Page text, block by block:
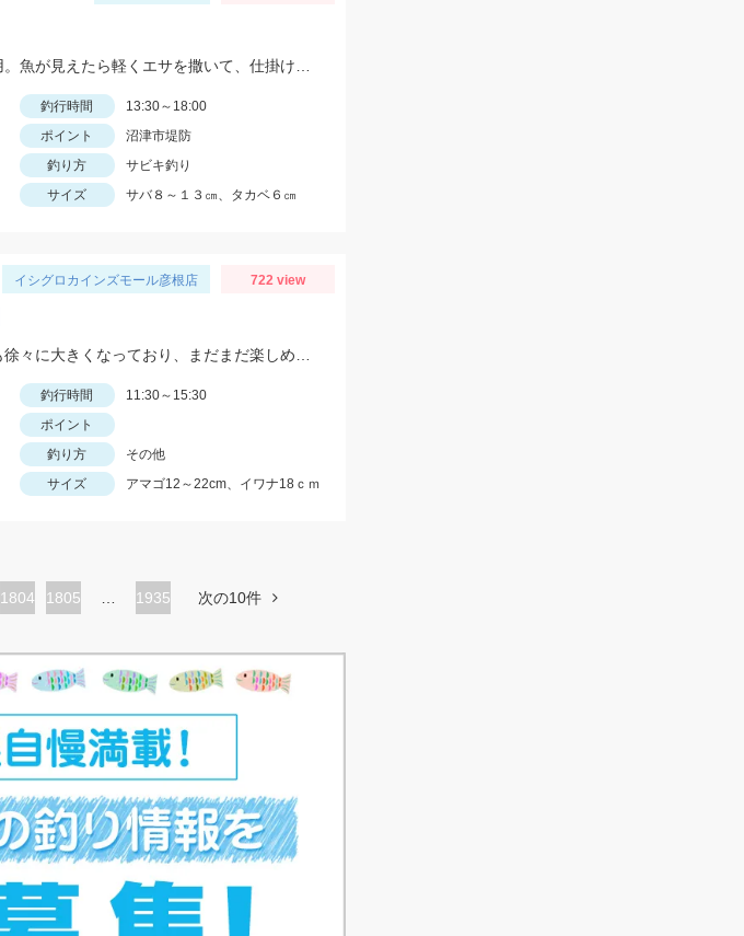
釣行時間
13:30～18:00
ポイント
沼津市堤防
釣り方
サビキ釣り
サイズ サバ８～１３㎝、タカベ６㎝
イシグロカインズモール彦根店 722 view
釣行時間
11:30～15:30
ポイント
釣り方
その他
サイズ アマゴ12～22cm、イワナ18ｃｍ
ペ
1804
ペ
1805 1935 次の10件